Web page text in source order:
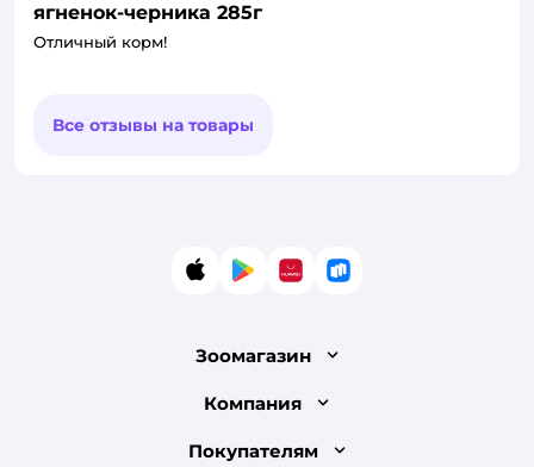
ягненок-черника 285г
Отличный корм!
Все отзывы на товары
App StoreGoogle Play
AppGallery
RuStore
Зоомагазин
Лицензия
Компания
О компании
Покупателям